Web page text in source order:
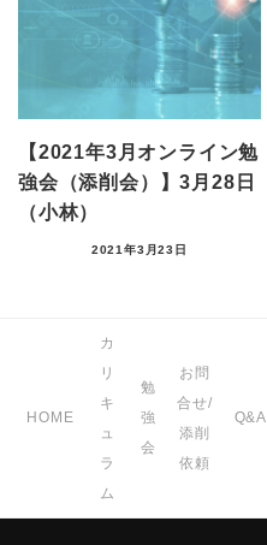
【2021年3月オンライン勉
強会（添削会）】3月28日
（小林）
2021年3月23日
HOME
カ
リ
キ
ュ
ラ
ム
勉
強
会
お問
合せ/
添削
依頼
Q&A